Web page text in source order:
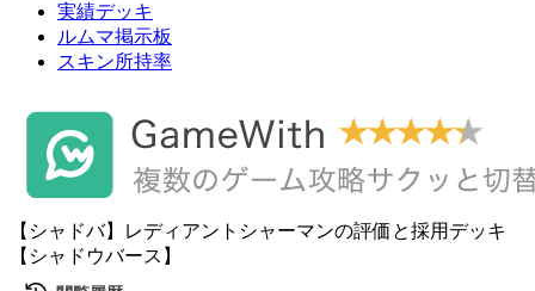
実績デッキ
ルムマ掲示板
スキン所持率
【シャドバ】レディアントシャーマンの評価と採用デッキ
【シャドウバース】